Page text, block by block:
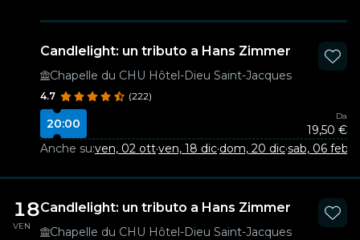
Candlelight: un tributo a Hans Zimmer
Chapelle du CHU Hôtel-Dieu Saint-Jacques
4.7 (222)
20:00
Da
19,50 €
Anche su:ven, 02 ott·ven, 18 dic·dom, 20 dic·sab, 06 feb
18
VEN
Candlelight: un tributo a Hans Zimmer
Chapelle du CHU Hôtel-Dieu Saint-Jacques